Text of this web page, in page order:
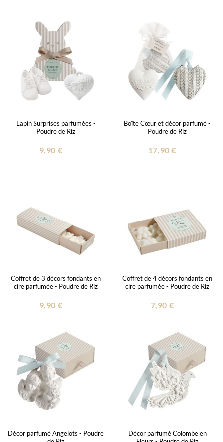
Lapin Surprises parfumées -
Poudre de Riz
9,90 €
Boîte Cœur et décor parfumé -
Poudre de Riz
17,90 €
Coffret de 3 décors fondants en
cire parfumée - Poudre de Riz
9,90 €
Coffret de 4 décors fondants en
cire parfumée - Poudre de Riz
7,90 €
Décor parfumé Angelots - Poudre
Décor parfumé Colombe en